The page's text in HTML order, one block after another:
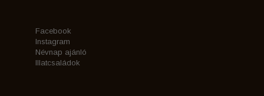
Facebook
Instagram
Névnap ajánló
Illatcsaládok